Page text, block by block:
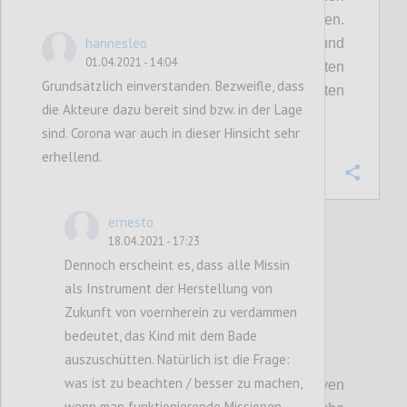
zu formulieren, als diese zu exekutieren.
Gerade im Forschungs-, Technologie- und
Innovationsbereich wurden die gesetzten
Ziele auf europäischer Ebene in den letzten
zwei Jahrzehnten klar verfehlt.
2votes
P19
Für eine Internalisierung der negativen
hannesleo
01.04.2021 - 14:04
Grundsätzlich einverstanden. Bezweifle, dass
die Akteure dazu bereit sind bzw. in der Lage
sind. Corona war auch in dieser Hinsicht sehr
erhellend.
ernesto
18.04.2021 - 17:23
Dennoch erscheint es, dass alle Missin
als Instrument der Herstellung von
Zukunft von voernherein zu verdammen
bedeutet, das Kind mit dem Bade
auszuschütten. Natürlich ist die Frage:
was ist zu beachten / besser zu machen,